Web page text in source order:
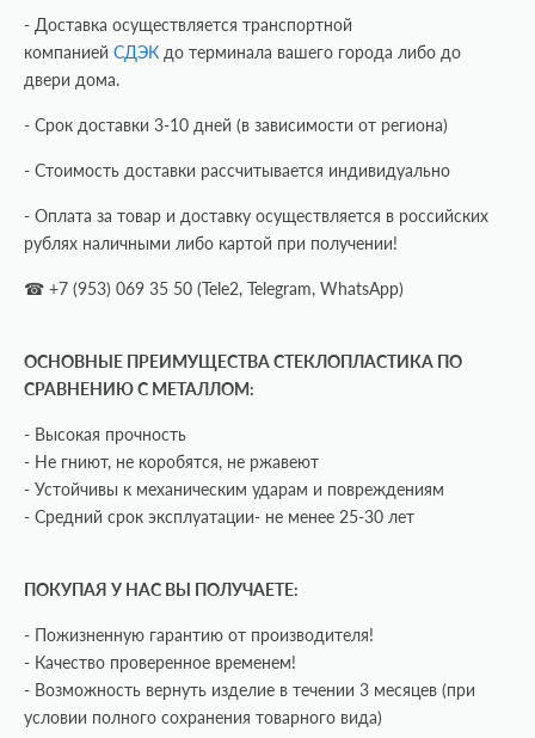
- Доставка осуществляется транспортной
компанией СДЭК до терминала вашего города либо до
двери дома.
- Срок доставки 3-10 дней (в зависимости от региона)
- Стоимость доставки рассчитывается индивидуально
- Оплата за товар и доставку осуществляется в российских
рублях наличными либо картой при получении!
☎ +7 (953) 069 35 50 (Tele2, Telegram, WhatsApp)
ОСНОВНЫЕ ПРЕИМУЩЕСТВА СТЕКЛОПЛАСТИКА ПО
СРАВНЕНИЮ С МЕТАЛЛОМ:
- Высокая прочность
- Не гниют, не коробятся, не ржавеют
- Устойчивы к механическим ударам и повреждениям
- Средний срок эксплуатации- не менее 25-30 лет
ПОКУПАЯ У НАС ВЫ ПОЛУЧАЕТЕ:
- Пожизненную гарантию от производителя!
- Качество проверенное временем!
- Возможность вернуть изделие в течении 3 месяцев (при
условии полного сохранения товарного вида)